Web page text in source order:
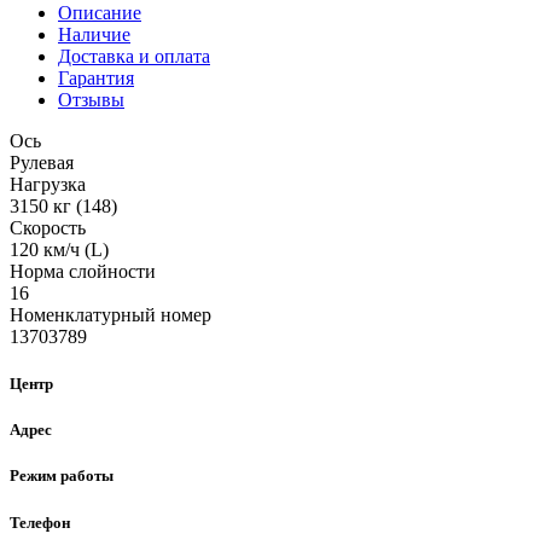
Описание
Наличие
Доставка и оплата
Гарантия
Отзывы
Ось
Рулевая
Нагрузка
3150 кг (148)
Скорость
120 км/ч (L)
Норма cлойности
16
Номенклатурный номер
13703789
Центр
Адрес
Режим работы
Телефон